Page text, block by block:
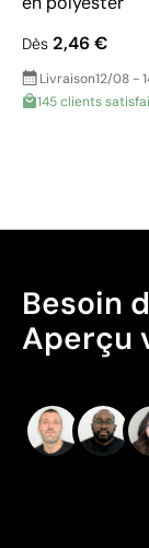
Dès 2,46 €
Livraison12/08 -
145 clients
Besoin
Aperçu